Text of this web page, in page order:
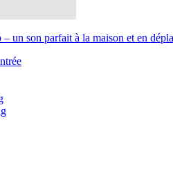
un son parfait à la maison et en